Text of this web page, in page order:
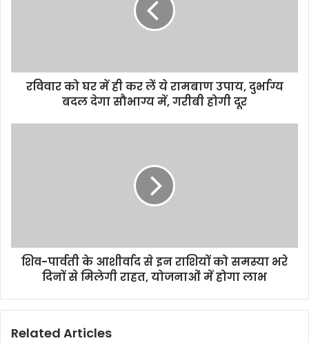
रविवार को घर में ही कर लें ये रामबाण उपाय, दुर्भाग्य
बदल देगा सौभाग्य में, गरीबी होगी दूर
शिव-पार्वती के आशीर्वाद से इन राशियों को समस्या भरे
दिनों से मिलेगी राहत, योजनाओं में होगा लाभ
Related Articles